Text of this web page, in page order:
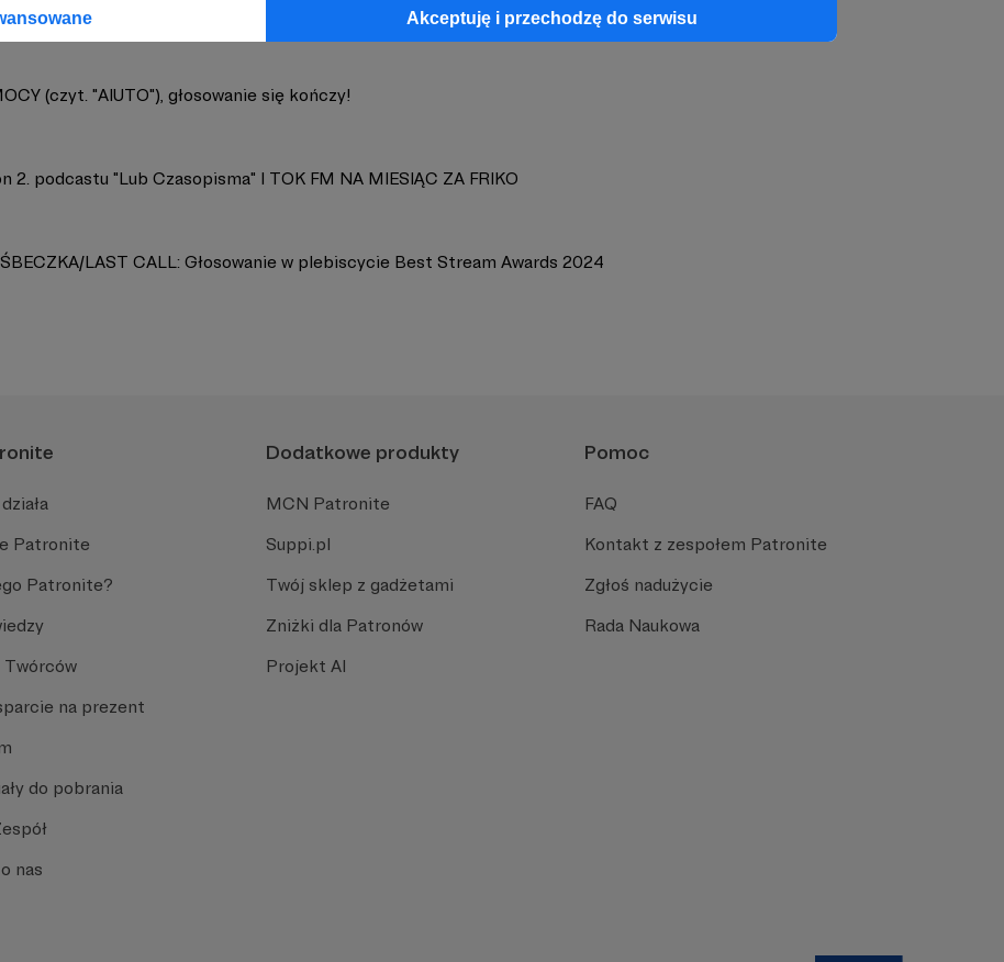
Akceptuję i przechodzę do serwisu
(czyt. "AIUTO"), głosowanie się kończy!
2. podcastu "Lub Czasopisma" I TOK FM NA MIESIĄC ZA FRIKO
LAST CALL: Głosowanie w plebiscycie Best Stream Awards 2024
Patronite
Patronite?
Twórców
na prezent
do pobrania
nas
Dodatkowe produkty
MCN Patronite
Suppi.pl
Twój sklep z gadżetami
Zniżki dla Patronów
Projekt AI
Pomoc
FAQ
Kontakt z zespołem Patronite
Zgłoś nadużycie
Rada Naukowa